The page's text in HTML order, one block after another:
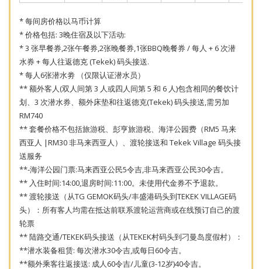
* 每间房价格以马币计算
* 价格包括: 3晚住宿及以下活动:
* 3 张早餐券,2张午餐券,2张晚餐券,1张BBQ晚餐券 / 每人 + 6 次潜
水券 + 每人往返德克 (Tekek) 码头接送.
* 每人6张潜水劵 （仅限认证潜水员）
** 额外客人(双人间第 3 人或四人间第 5 和 6 人)包含相同的餐饮计
划、3 次潜水券、额外床垫和往返德克(Tekek) 码头接送,需另加
RM740
** 套餐价格不包括旅游税、彭亨旅游税、海洋公园费（RM5 马来
西亚人 |RM30 非马来西亚人）、渡轮接送和 Tekek Village 码头接
送服务
**-海洋公园门票:马来西亚公民5令吉,非马来西亚公民30令吉。
** 入住时间:14:00,退房时间:11:00。未使用代金券不予退款。
** 渡轮接送（从TG GEMOK码头/丰盛港码头到TEKEK VILLAGE码
头）：所有客人均需在抵达前联系渡轮运营商或在线预订自己的渡
轮票
** 陆路交通/TEKEK码头接送（从TEKEK村码头到刁曼岛度假村）：
**潜水装备租赁: 每次潜水30令吉,或每日60令吉。
**额外乘客往返接送: 成人60令吉/儿童(3-12岁)40令吉。